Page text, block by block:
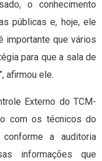
o conhecimento
públicas e, hoje, ele
importante que vários
para que a sala de
afirmou ele.
Externo do TCM-
com os técnicos do
a auditoria
informações que